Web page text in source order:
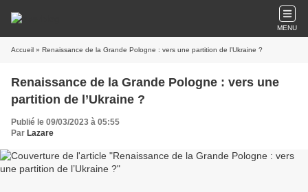
MENU
Accueil » Renaissance de la Grande Pologne : vers une partition de l’Ukraine ?
Renaissance de la Grande Pologne : vers une
partition de l’Ukraine ?
Publié le 09/03/2023 à 05:55
Par Lazare